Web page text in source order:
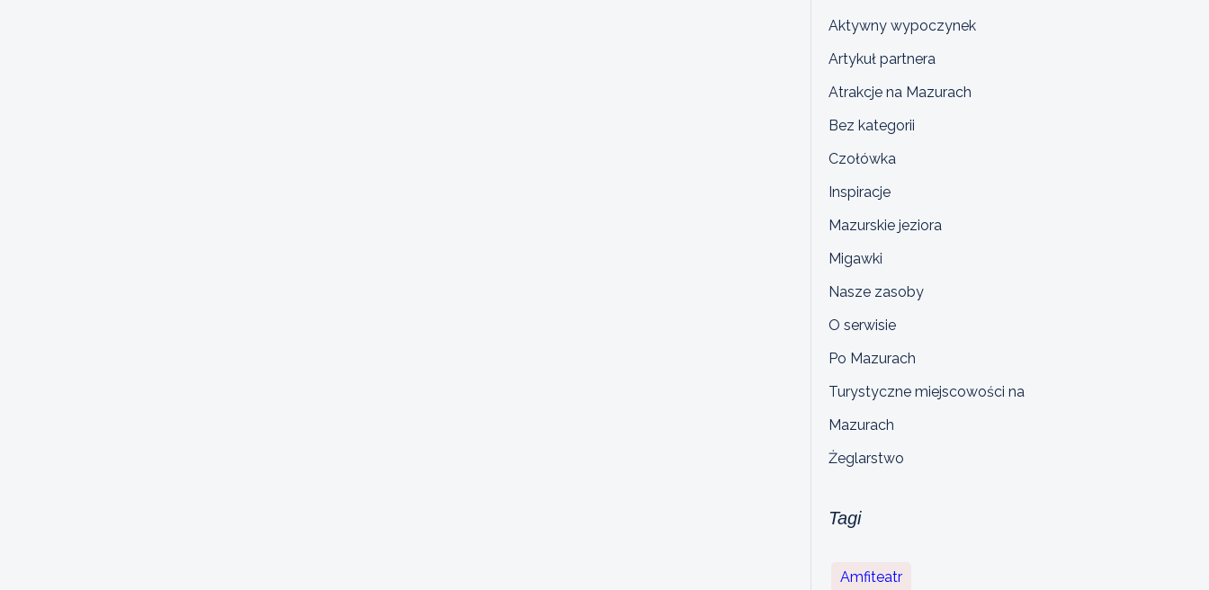
Aktywny wypoczynek
Artykuł partnera
Atrakcje na Mazurach
Bez kategorii
Czołówka
Inspiracje
Mazurskie jeziora
Migawki
Nasze zasoby
O serwisie
Po Mazurach
Turystyczne miejscowości na
Mazurach
Żeglarstwo
Tagi
Amfiteatr